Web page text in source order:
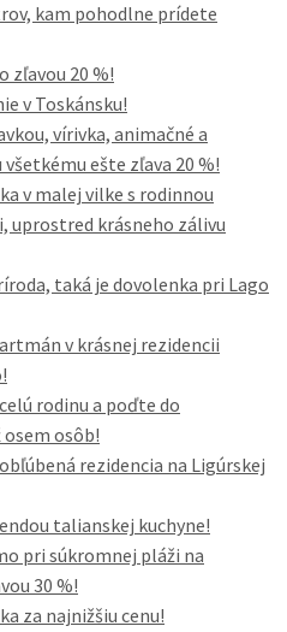
kam pohodlne prídete
zľavou 20 %!
v Toskánsku!
vírivka, animačné a
ešte zľava 20 %!
v malej vilke s rodinnou
uprostred krásneho zálivu
taká je dovolenka pri Lago
v krásnej rezidencii
rodinu a poďte do
osôb!
rezidencia na Ligúrskej
talianskej kuchyne!
pri súkromnej pláži na
30 %!
za najnižšiu cenu!